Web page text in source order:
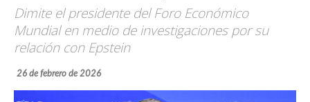
Dimite el presidente del Foro Económico
Mundial en medio de investigaciones por su
relación con Epstein
26 de febrero de 2026